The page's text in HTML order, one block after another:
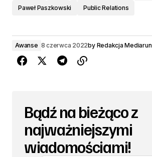
Paweł Paszkowski
Public Relations
Awanse 8 czerwca 2022by Redakcja Mediarun
Bądź na bieżąco z
najważniejszymi
wiadomościami!